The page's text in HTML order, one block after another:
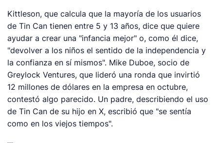
Kittleson, que calcula que la mayoría de los usuarios
de Tin Can tienen entre 5 y 13 años, dice que quiere
ayudar a crear una "infancia mejor" o, como él dice,
"devolver a los niños el sentido de la independencia y
la confianza en sí mismos". Mike Duboe, socio de
Greylock Ventures, que lideró una ronda que invirtió
12 millones de dólares en la empresa en octubre,
contestó algo parecido. Un padre, describiendo el uso
de Tin Can de su hijo en X, escribió que "se sentía
como en los viejos tiempos".